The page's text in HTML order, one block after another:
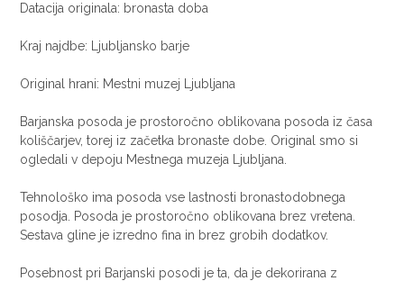
Datacija originala: bronasta doba
Kraj najdbe: Ljubljansko barje
Original hrani: Mestni muzej Ljubljana
Barjanska posoda je prostoročno oblikovana posoda iz časa
koliščarjev, torej iz začetka bronaste dobe. Original smo si
ogledali v depoju Mestnega muzeja Ljubljana.
Tehnološko ima posoda vse lastnosti bronastodobnega
posodja. Posoda je prostoročno oblikovana brez vretena.
Sestava gline je izredno fina in brez grobih dodatkov.
Posebnost pri Barjanski posodi je ta, da je dekorirana z